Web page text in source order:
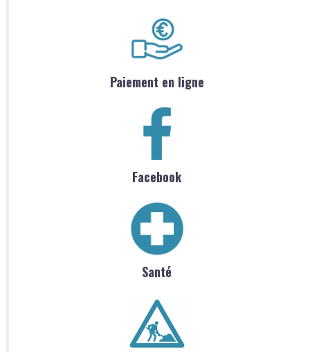
Paiement en ligne
Facebook
Santé